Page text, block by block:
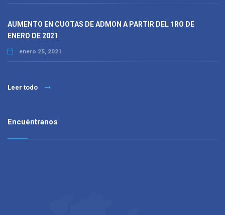
AUMENTO EN CUOTAS DE ADMON A PARTIR DEL 1RO DE
ENERO DE 2021
enero 25, 2021
Leer todo
Encuéntranos